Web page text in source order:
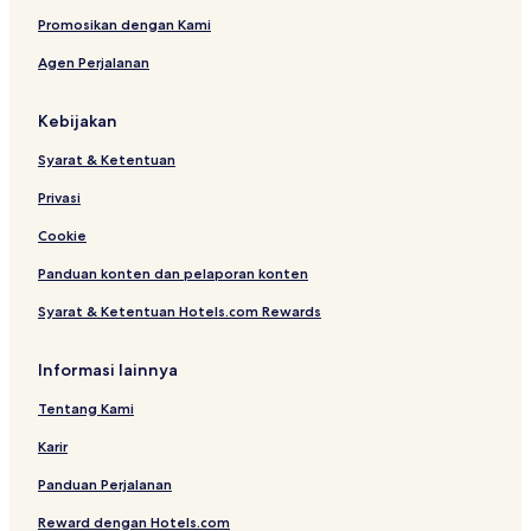
le
s
W
o
m
e
t
Promosikan dengan Kami
Agen Perjalanan
Kebijakan
Syarat & Ketentuan
Privasi
Cookie
Panduan konten dan pelaporan konten
Syarat & Ketentuan Hotels.com Rewards
Informasi lainnya
Tentang Kami
Karir
Panduan Perjalanan
Reward dengan Hotels.com